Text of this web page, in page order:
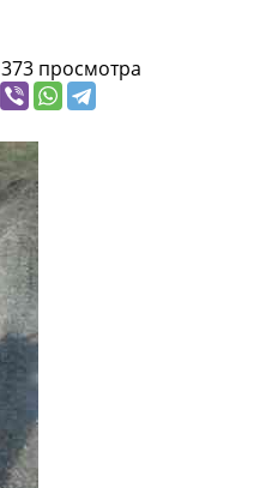
373 просмотра